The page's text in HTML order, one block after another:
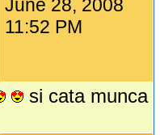
June 28, 2008
11:52 PM
si cata munca